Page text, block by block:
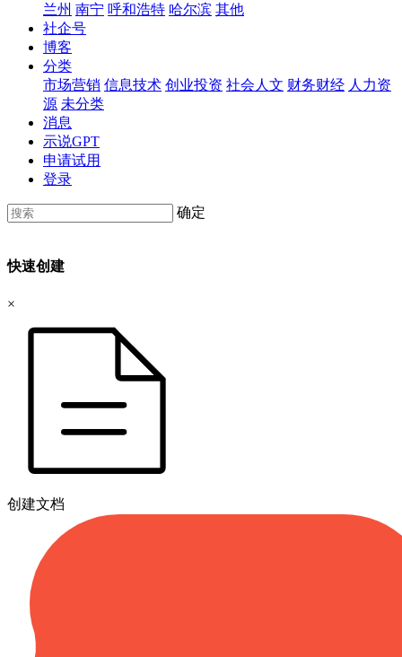
兰州 南宁 呼和浩特 哈尔滨 其他
社企号
博客
分类
市场营销 信息技术 创业投资 社会人文 财务财经 人力资
源 未分类
消息
示说GPT
申请试用
登录
确定
快速创建
×
创建文档